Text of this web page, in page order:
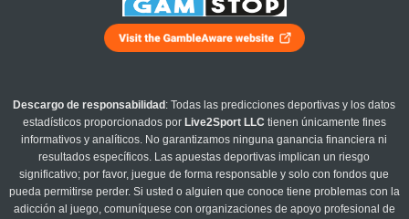
Descargo de responsabilidad : Todas las predicciones deportivas y los datos
estadísticos proporcionados por Live2Sport LLC tienen únicamente fines
informativos y analíticos. No garantizamos ninguna ganancia financiera ni
resultados específicos. Las apuestas deportivas implican un riesgo
significativo; por favor, juegue de forma responsable y solo con fondos que
pueda permitirse perder. Si usted o alguien que conoce tiene problemas con la
adicción al juego, comuníquese con organizaciones de apoyo profesional de